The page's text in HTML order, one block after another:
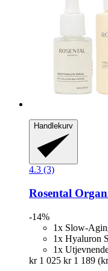
Handlekurv
4.3 (3)
Rosental
-14%
1x Slow-
1x Hyaluron
1x
kr 1 025 kr 1 189